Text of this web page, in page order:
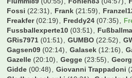
Flummi89 (00:55) Fohlen83 (04:57)
Fossi (22:31) Frank (21:59)
Freakfer (02:19) Freddy24 (07:35)
Fussballexperte10 (03:51)
GRis7971 (01:51) GUMBO (22:52)
Gagsen09 (02:14) Galasek (12:16)
Gazelle (20:10) Gegge (23:55)
Gidde (00:48) Giovanni Trappadoni